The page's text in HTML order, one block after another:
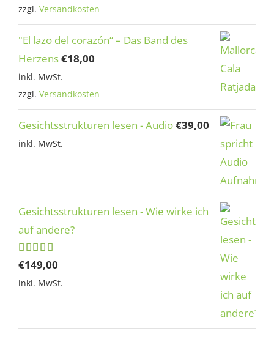
zzgl. Versandkosten
"El lazo del corazón“ – Das Band des
Herzens€18,00
inkl. MwSt.
zzgl. Versandkosten
Gesichtsstrukturen lesen - Audio€39,00
inkl. MwSt.
Gesichtsstrukturen lesen - Wie wirke ich
auf andere?
Bewertet
5.00
von 5
€149,00
inkl. MwSt.